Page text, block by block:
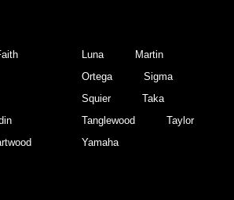
Luna
Martin
Ortega
Sigma
Squier
Taka
Tanglewood
Taylor
Yamaha